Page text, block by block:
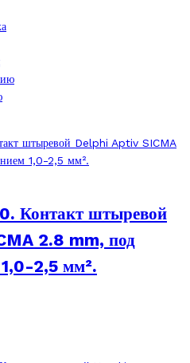
Контакт штыревой
2.8 mm, под
1,0-2,5 мм².